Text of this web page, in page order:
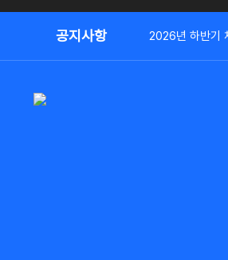
공지사항 2026년 하반기